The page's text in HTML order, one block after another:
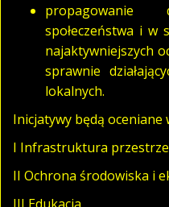
propagowanie
społeczeństwa i w
najaktywniejszych
sprawnie
lokalnych.
Inicjatywy będą oceniane
I Infrastruktura
II Ochrona środowiska i